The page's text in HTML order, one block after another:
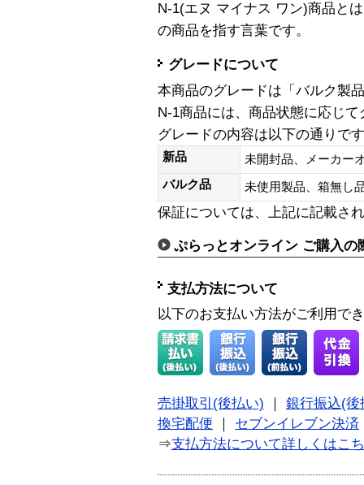
N-1(エヌ マイナス ワン)商品と
の商品を指す言葉です。
グレードについて
本商品のグレードは「バルク製
N-1商品には、商品状態に応じ
グレードの内容は以下の通りで
新品
未開封品、メーカー
バルク品
未使用製品、箱無
保証については、上記に記載さ
ぷらっとオンライン ご購入の
支払方法について
以下のお支払い方法がご利用で
売掛取引(後払い)
銀行振込(後
換宅配便
セブンイレブン決済
⇒支払方法について詳しくはこ